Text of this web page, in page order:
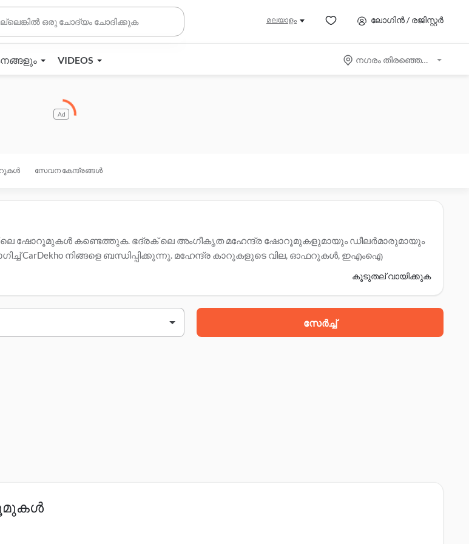
മലയാളം ലോഗിൻ / രജിസ്റ്റർ
VIDEOS നഗരം തിരഞ്ഞെടുക്കുക
Ad
സേവന കേന്ദ്രങ്ങൾ
ലെ ഷോറൂമുകൾ കണ്ടെത്തുക. ഭദ്രക് ലെ അംഗീകൃത മഹേന്ദ്ര ഷോറൂമുകളുമായും ഡീലർമാരുമായും
CarDekho നിങ്ങളെ ബന്ധിപ്പിക്കുന്നു. മഹേന്ദ്ര കാറുകളുടെ വില, ഓഫറുകൾ, ഇഎംഐ
കൂടുതല് വായിക്കുക
സേർച്ച്